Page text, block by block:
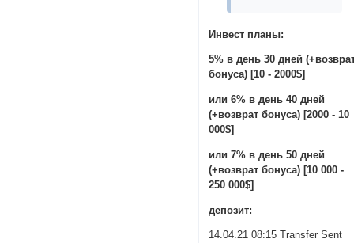
Инвест планы:
5% в день 30 дней
бонуса) [10 - 2000$]
или 6% в день 40 дней
(+возврат бонуса) [2000 - 10
000$]
или 7% в день 50 дней
(+возврат бонуса) [10 000 -
250 000$]
депозит:
14.04.21 08:15 Transfer Sent